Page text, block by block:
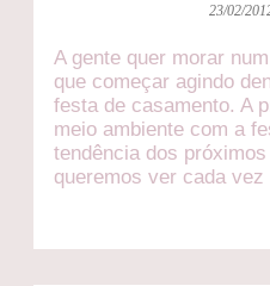
23/02/
A gente quer morar
que começar agindo
festa de casamento. A
meio ambiente com a
tendência dos
queremos ver cada